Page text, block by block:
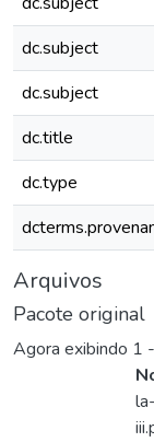
dc.subject
dc.subject
dc.title
dc.type
Arquivos
Pacote original
Agora exibindo 1